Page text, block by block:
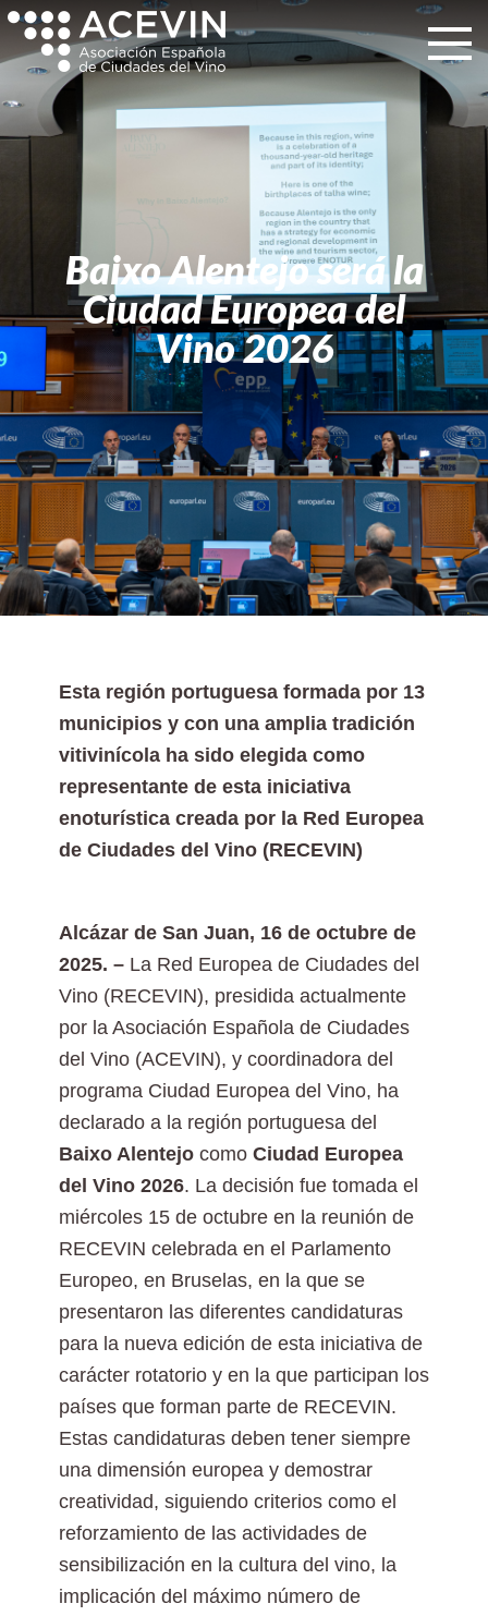
Baixo Alentejo será la
Ciudad Europea del
Vino 2026
Esta región portuguesa formada por 13
municipios y con una amplia tradición
vitivinícola ha sido elegida como
representante de esta iniciativa
enoturística creada por la Red Europea
de Ciudades del Vino (RECEVIN)
Alcázar de San Juan, 16 de octubre de
2025. – La Red Europea de Ciudades del
Vino (RECEVIN), presidida actualmente
por la Asociación Española de Ciudades
del Vino (ACEVIN), y coordinadora del
programa Ciudad Europea del Vino, ha
declarado a la región portuguesa del
Baixo Alentejo como Ciudad Europea
del Vino 2026. La decisión fue tomada el
miércoles 15 de octubre en la reunión de
RECEVIN celebrada en el Parlamento
Europeo, en Bruselas, en la que se
presentaron las diferentes candidaturas
para la nueva edición de esta iniciativa de
carácter rotatorio y en la que participan los
países que forman parte de RECEVIN.
Estas candidaturas deben tener siempre
una dimensión europea y demostrar
creatividad, siguiendo criterios como el
reforzamiento de las actividades de
sensibilización en la cultura del vino, la
implicación del máximo número de